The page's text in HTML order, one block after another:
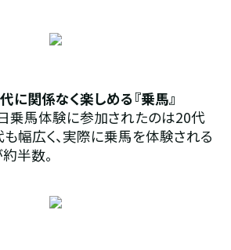
関係なく楽しめる『乗馬』
乗馬体験に参加されたのは20代
幅広く、実際に乗馬を体験される
半数。